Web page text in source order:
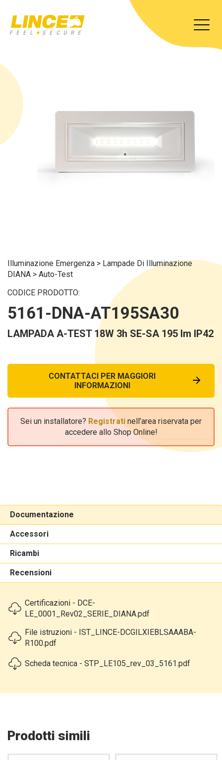
Illuminazione Emergenza > Lampade Di Illuminazione
DIANA > Auto-Test
CODICE PRODOTTO:
5161-DNA-AT195SA30
LAMPADA A-TEST 18W 3h SE-SA 195 lm IP42
CONTATTACI PER MAGGIORI
INFORMAZIONI
Sei un installatore? Registrati nell’area riservata per
accedere allo Shop Online!
Documentazione
Accessori
Ricambi
Recensioni
Certificazioni - DCE-
LE_0001_Rev02_SERIE_DIANA.pdf
File istruzioni - IST_LINCE-DCGILXIEBLSAAABA-
R100.pdf
Scheda tecnica - STP_LE105_rev_03_5161.pdf
Prodotti simili